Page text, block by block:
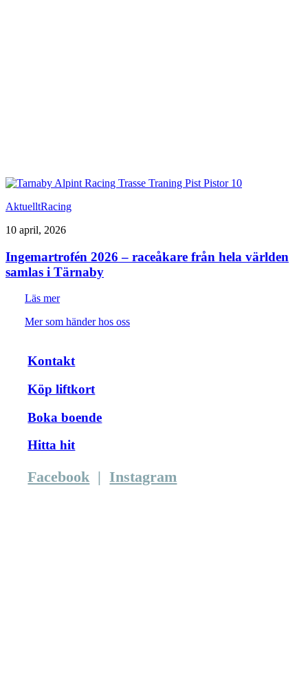
AktuelltRacing
10 april, 2026
Ingemartrofén 2026 – raceåkare från hela världen
samlas i Tärnaby
Läs mer
Mer som händer hos oss
Kontakt
Köp liftkort
Boka boende
Hitta hit
Facebook |Instagram